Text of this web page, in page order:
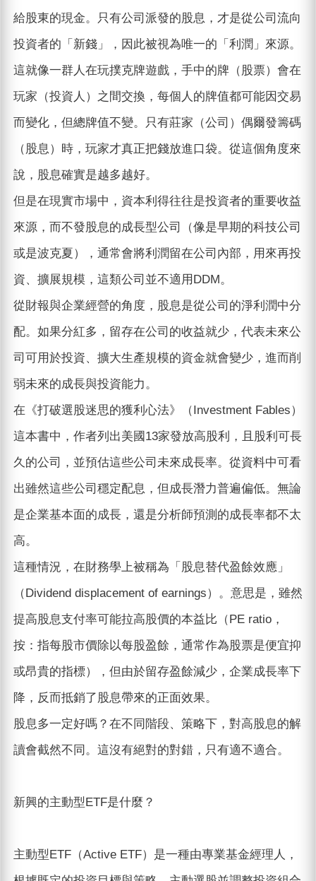
給股東的現金。只有公司派發的股息，才是從公司流向
投資者的「新錢」，因此被視為唯一的「利潤」來源。
這就像一群人在玩撲克牌遊戲，手中的牌（股票）會在
玩家（投資人）之間交換，每個人的牌值都可能因交易
而變化，但總牌值不變。只有莊家（公司）偶爾發籌碼
（股息）時，玩家才真正把錢放進口袋。從這個角度來
說，股息確實是越多越好。
但是在現實市場中，資本利得往往是投資者的重要收益
來源，而不發股息的成長型公司（像是早期的科技公司
或是波克夏），通常會將利潤留在公司內部，用來再投
資、擴展規模，這類公司並不適用DDM。
從財報與企業經營的角度，股息是從公司的淨利潤中分
配。如果分紅多，留存在公司的收益就少，代表未來公
司可用於投資、擴大生產規模的資金就會變少，進而削
弱未來的成長與投資能力。
在《打破選股迷思的獲利心法》（Investment Fables）
這本書中，作者列出美國13家發放高股利，且股利可長
久的公司，並預估這些公司未來成長率。從資料中可看
出雖然這些公司穩定配息，但成長潛力普遍偏低。無論
是企業基本面的成長，還是分析師預測的成長率都不太
高。
這種情況，在財務學上被稱為「股息替代盈餘效應」
（Dividend displacement of earnings）。意思是，雖然
提高股息支付率可能拉高股價的本益比（PE ratio，
按：指每股市價除以每股盈餘，通常作為股票是便宜抑
或昂貴的指標），但由於留存盈餘減少，企業成長率下
降，反而抵銷了股息帶來的正面效果。
股息多一定好嗎？在不同階段、策略下，對高股息的解
讀會截然不同。這沒有絕對的對錯，只有適不適合。
新興的主動型ETF是什麼？
主動型ETF（Active ETF）是一種由專業基金經理人，